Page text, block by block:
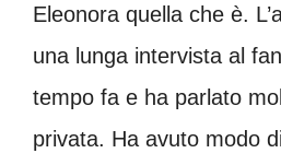
Eleonora quella che è.
una lunga intervista al
tempo fa e ha parlato
privata. Ha avuto modo